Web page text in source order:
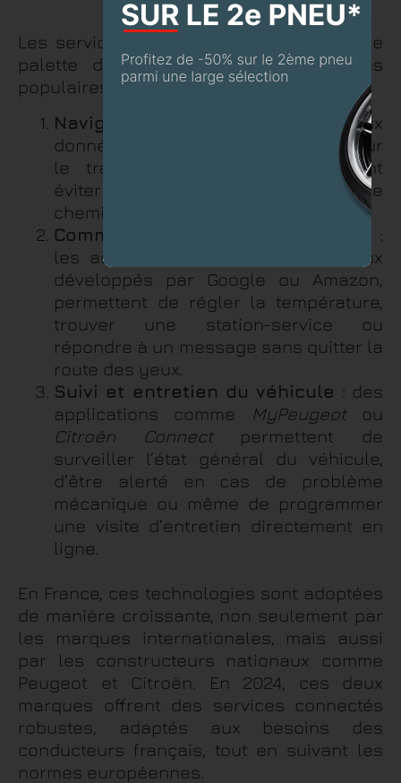
Les services connectés offrent une large
palette de possibilités. Parmi les plus
populaires :
Navigation en temps réel
: grâce aux
données GPS et aux informations sur
le trafic, les conducteurs peuvent
éviter les embouteillages et trouver le
chemin le plus rapide.
Commandes vocales intelligentes
:
les assistants intégrés, comme ceux
développés par Google ou Amazon,
permettent de régler la température,
trouver une station-service ou
répondre à un message sans quitter la
route des yeux.
Suivi et entretien du véhicule : des
applications comme
MyPeugeotou
Citroën Connectpermettent de
surveiller l’état général du véhicule,
d’être alerté en cas de problème
mécanique ou même de programmer
une visite d’entretien directement en
ligne.
En France, ces technologies sont adoptées
de manière croissante, non seulement par
les marques internationales, mais aussi
par les constructeurs nationaux comme
Peugeot et Citroën. En 2024, ces deux
marques offrent des services connectés
robustes, adaptés aux besoins des
conducteurs français, tout en suivant les
normes européennes.